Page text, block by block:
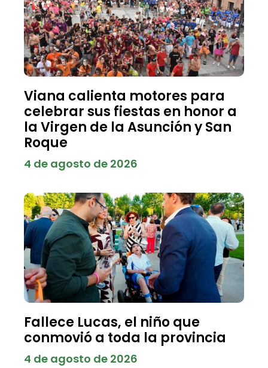
Viana calienta motores para
celebrar sus fiestas en honor a
la Virgen de la Asunción y San
Roque
4 de agosto de 2026
Fallece Lucas, el niño que
conmovió a toda la provincia
4 de agosto de 2026